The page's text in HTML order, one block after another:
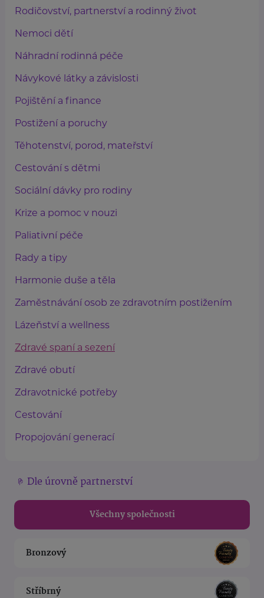
Rodičovství, partnerství a rodinný život
Nemoci dětí
Náhradní rodinná péče
Návykové látky a závislosti
Pojištění a finance
Postižení a poruchy
Těhotenství, porod, mateřství
Cestování s dětmi
Sociální dávky pro rodiny
Krize a pomoc v nouzi
Paliativní péče
Rady a tipy
Harmonie duše a těla
Zaměstnávání osob ze zdravotním postižením
Lázeňství a wellness
Zdravé spaní a sezení
Zdravé obutí
Zdravotnické potřeby
Cestování
Propojování generací
Dle úrovně partnerství
Všechny společnosti
Bronzový
Stříbrný